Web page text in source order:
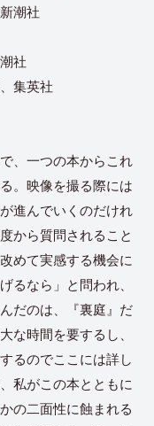
潮社
社
集英社
、一つの本からこれ
。映像を撮る際には
進んでいくのだけれ
から質問されること
めて実感する機会に
るなら」と問われ、
だのは、『裏庭』だ
な時間を要するし、
るのでここには詳し
私がこの本とともに
の二面性に蝕まれる